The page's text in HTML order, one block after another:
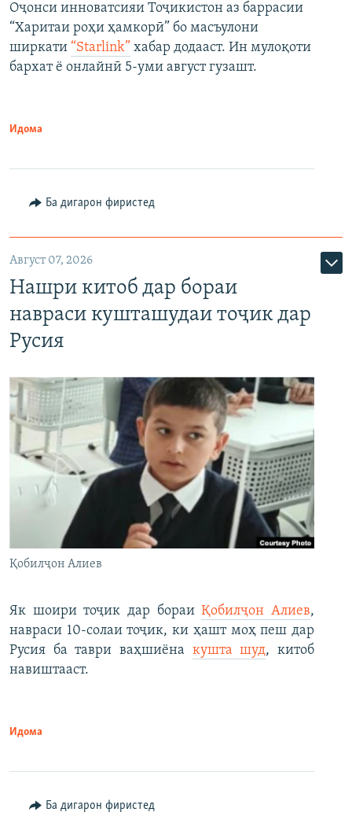
Оҷонси инноватсияи Тоҷикистон аз баррасии
“Харитаи роҳи ҳамкорӣ” бо масъулони
ширкати “Starlink” хабар додааст. Ин мулоқоти
бархат ё онлайнӣ 5-уми август гузашт.
Идома
Ба дигарон фиристед
Август 07, 2026
Нашри китоб дар бораи
навраси кушташудаи тоҷик дар
Русия
Қобилҷон Алиев
Як шоири тоҷик дар бораиҚобилҷон Алиев,
навраси 10-солаи тоҷик, ки ҳашт моҳ пеш дар
Русия ба таври ваҳшиёна кушта шуд, китоб
навиштааст.
Идома
Ба дигарон фиристед